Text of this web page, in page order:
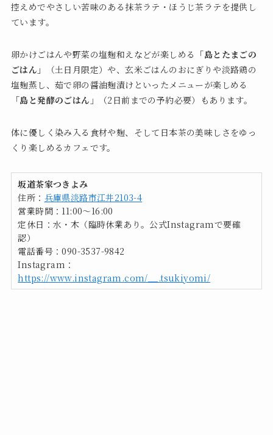
控えめでやさしい苦味のある抹茶ラテ・ほうじ茶ラテを提供し
ています。
卵かけごはんや野菜の塩麹和えなどが楽しめる 「島とたまごの
ごはん」
（土日月限定）や、玄米ごはんのおにぎりや淡路鶏の
塩麹蒸し、茹で卵の醤油麹漬けといったメニューが楽しめる
「島と発酵のごはん」
（2日前までの予約必要）もあります。
体に優しく染み入る食材や麹、そして日本茶の美味しさをゆっ
くり楽しめるカフェです。
坂道茶家つきよみ
住所： 兵庫県淡路市江井2103-4
営業時間：11:00〜16:00
定休日：水・木（臨時休業あり。公式Instagramで要確
認）
電話番号：090-3537-9842
Instagram：
https://www.instagram.com/__.tsukiyomi/